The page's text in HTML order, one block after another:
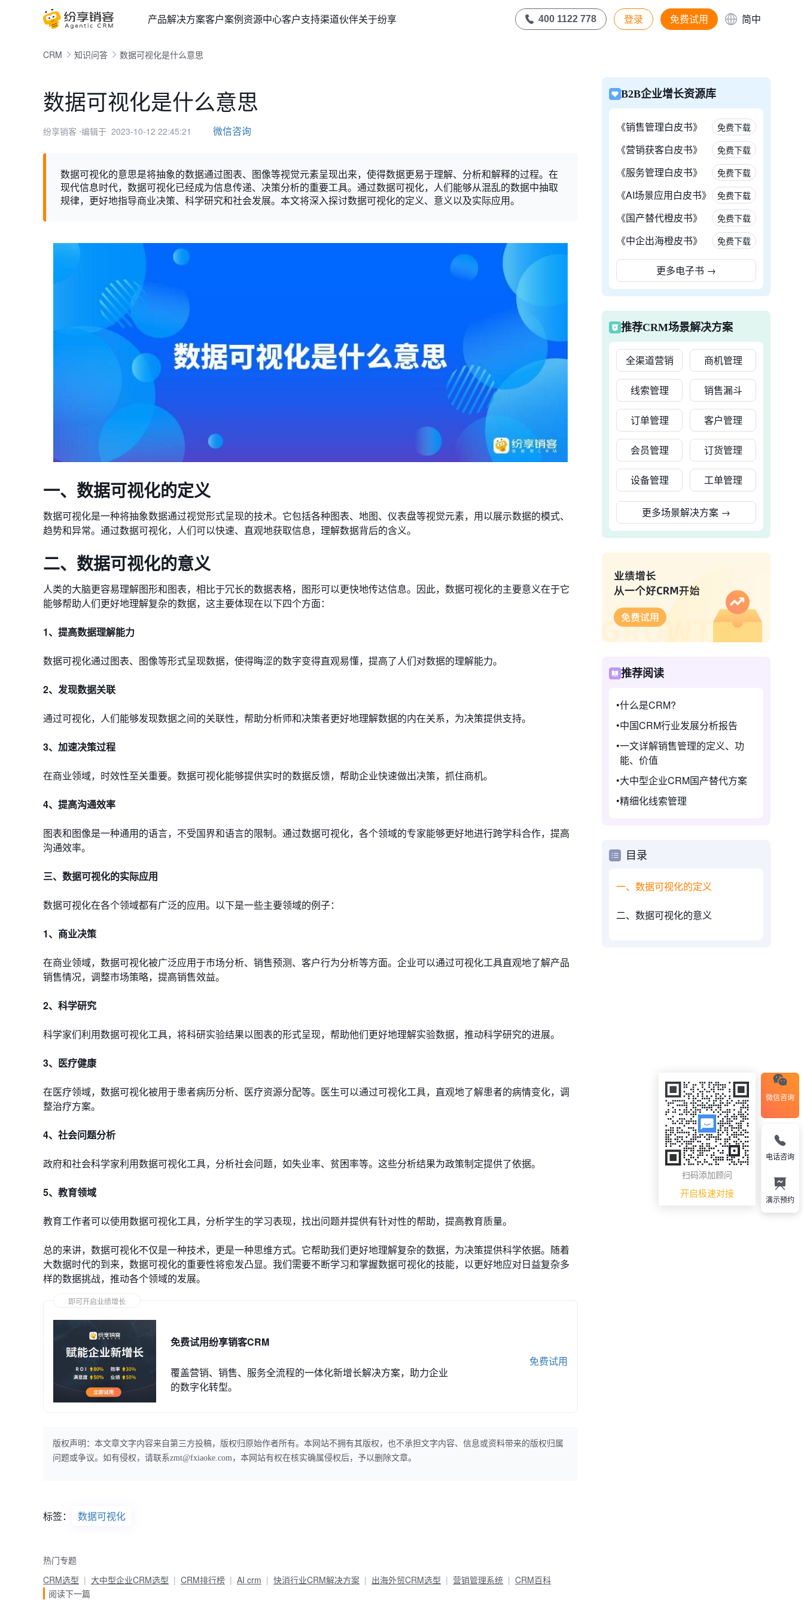
产品解决方案客户案例资源中心客户支持渠道伙伴关于纷享 400 1122 778 登录 免费试用 简中
CRM 知识问答 数据可视化是什么意思
数据可视化是什么意思
纷享销客 ⋅编辑于 2023-10-12 22:45:21 微信咨询
数据可视化的意思是将抽象的数据通过图表、图像等视觉元素呈现出来，使得数据更易于理解、分析和解释的过程。在
现代信息时代，数据可视化已经成为信息传递、决策分析的重要工具。通过数据可视化，人们能够从混乱的数据中抽取
规律，更好地指导商业决策、科学研究和社会发展。本文将深入探讨数据可视化的定义、意义以及实际应用。
一、数据可视化的定义
数据可视化是一种将抽象数据通过视觉形式呈现的技术。它包括各种图表、地图、仪表盘等视觉元素，用以展示数据的模式、
趋势和异常。通过数据可视化，人们可以快速、直观地获取信息，理解数据背后的含义。
二、数据可视化的意义
人类的大脑更容易理解图形和图表，相比于冗长的数据表格，图形可以更快地传达信息。因此，数据可视化的主要意义在于它
能够帮助人们更好地理解复杂的数据，这主要体现在以下四个方面：
1、提高数据理解能力
数据可视化通过图表、图像等形式呈现数据，使得晦涩的数字变得直观易懂，提高了人们对数据的理解能力。
2、发现数据关联
通过可视化，人们能够发现数据之间的关联性，帮助分析师和决策者更好地理解数据的内在关系，为决策提供支持。
3、加速决策过程
在商业领域，时效性至关重要。数据可视化能够提供实时的数据反馈，帮助企业快速做出决策，抓住商机。
4、提高沟通效率
图表和图像是一种通用的语言，不受国界和语言的限制。通过数据可视化，各个领域的专家能够更好地进行跨学科合作，提高
沟通效率。
三、数据可视化的实际应用
数据可视化在各个领域都有广泛的应用。以下是一些主要领域的例子：
1、商业决策
在商业领域，数据可视化被广泛应用于市场分析、销售预测、客户行为分析等方面。企业可以通过可视化工具直观地了解产品
销售情况，调整市场策略，提高销售效益。
2、科学研究
科学家们利用数据可视化工具，将科研实验结果以图表的形式呈现，帮助他们更好地理解实验数据，推动科学研究的进展。
3、医疗健康
在医疗领域，数据可视化被用于患者病历分析、医疗资源分配等。医生可以通过可视化工具，直观地了解患者的病情变化，调
整治疗方案。
4、社会问题分析
政府和社会科学家利用数据可视化工具，分析社会问题，如失业率、贫困率等。这些分析结果为政策制定提供了依据。
5、教育领域
教育工作者可以使用数据可视化工具，分析学生的学习表现，找出问题并提供有针对性的帮助，提高教育质量。
总的来讲，数据可视化不仅是一种技术，更是一种思维方式。它帮助我们更好地理解复杂的数据，为决策提供科学依据。随着
大数据时代的到来，数据可视化的重要性将愈发凸显。我们需要不断学习和掌握数据可视化的技能，以更好地应对日益复杂多
样的数据挑战，推动各个领域的发展。
即可开启业绩增长
免费试用纷享销客CRM
覆盖营销、销售、服务全流程的一体化新增长解决方案，助力企业
的数字化转型。
免费试用
版权声明：本文章文字内容来自第三方投稿，版权归原始作者所有。本网站不拥有其版权，也不承担文字内容、信息或资料带来的版权归属
问题或争议。如有侵权，请联系zmt@fxiaoke.com，本网站有权在核实确属侵权后，予以删除文章。
标签： 数据可视化
热门专题
CRM选型
大中型企业CRM选型 CRM排行榜 AI crm 快消行业CRM解决方案 出海外贸CRM选型 营销管理系统
CRM百科
阅读下一篇
B2B企业增长资源库
《销售管理白皮书》 免费下载
《营销获客白皮书》 免费下载
《服务管理白皮书》 免费下载
《AI场景应用白皮书》 免费下载
《国产替代橙皮书》 免费下载
《中企出海橙皮书》 免费下载
更多电子书 →
推荐CRM场景解决方案
全渠道营销 商机管理
线索管理 销售漏斗
订单管理 客户管理
会员管理 订货管理
设备管理 工单管理
更多场景解决方案 →
推荐阅读
什么是CRM?
中国CRM行业发展分析报告
一文详解销售管理的定义、功
能、价值
大中型企业CRM国产替代方案
精细化线索管理
目录
一、数据可视化的定义
二、数据可视化的意义
微信咨询
扫码添加顾问
开启极速对接
电话咨询
演示预约